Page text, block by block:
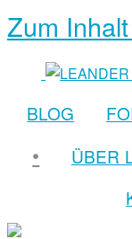
Zum
BLOG
• ÜBER